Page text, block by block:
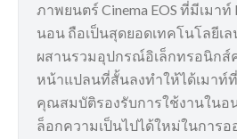
ภาพยนตร์ Cinema EOS ที่มีเมา
นอน ถือเป็นสุดยอดเทคโนโลยีเล
ผสานรวมอุปกรณ์อิเล็กทรอนิกส์
หน้าแปลนที่สั้นลงทำให้ได้เมาท์
คุณสมบัติรองรับการใช้งานในอ
ล็อกความเป็นไปได้ใหม่ในการอ